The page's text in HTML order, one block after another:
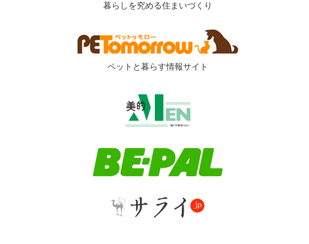
暮らしを究める住まいづくり
ペットと暮らす情報サイト